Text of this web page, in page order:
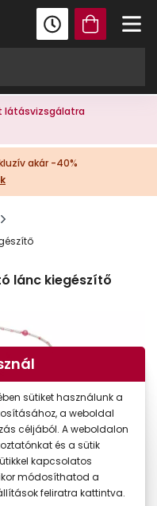
látásvizsgálatra
akár -40%
lánc kiegészítő
sütiket használunk a
a weboldal
céljából. A weboldalon
és a sütik
kapcsolatos
módosíthatod a
feliratra kattintva.